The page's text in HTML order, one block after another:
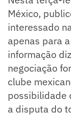
México,
interessado
apenas para
informação
negociação
clube
possibilidade
a disputa do